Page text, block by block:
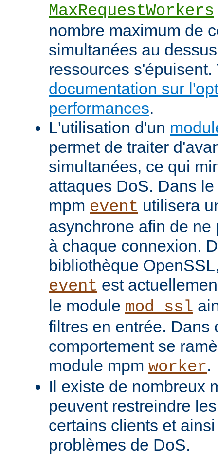
MaxRequestWorkers
nombre maximum de
simultanées au
ressources s'épuisent.
documentation sur
performances.
L'utilisation d'un
permet de traiter
simultanées, ce qui
attaques DoS. Dans
mpm event utilisera
asynchrone afin de
à chaque connexion.
bibliothèque
event est
le module mod_ssl
filtres en entrée. Dans
comportement se
module mpm worker.
Il existe de nombreux
peuvent restreindre
certains clients et
problèmes de DoS.